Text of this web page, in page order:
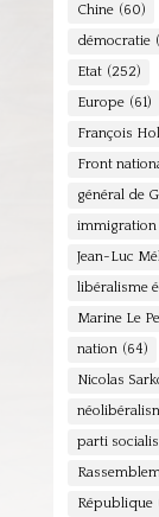
Chine (60)
démocratie
Etat (252)
Europe (61)
François
Front
général de
immigration
Jean-Luc
libéralisme
Marine Le
nation (64)
Nicolas
parti
République